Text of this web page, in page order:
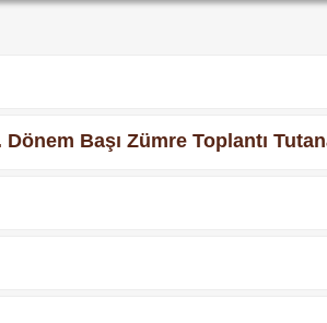
Başı Zümre Toplantı